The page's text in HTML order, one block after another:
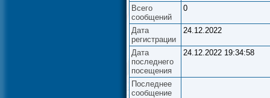
Всего
сообщений
0
Дата
регистрации
24.12.2022
Дата
последнего
посещения
24.12.2022 19:34:58
Последнее
сообщение